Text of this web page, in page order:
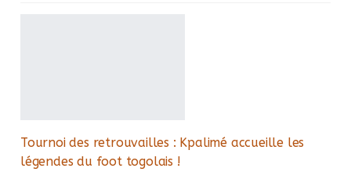
Tournoi des retrouvailles : Kpalimé accueille les
légendes du foot togolais !